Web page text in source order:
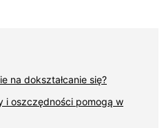
na dokształcanie się?
i oszczędności pomogą w